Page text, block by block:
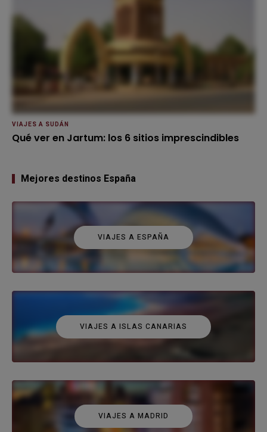
VIAJES A SUDÁN
Qué ver en Jartum: los 6 sitios imprescindibles
Mejores destinos España
VIAJES A ESPAÑA
VIAJES A ISLAS CANARIAS
VIAJES A MADRID